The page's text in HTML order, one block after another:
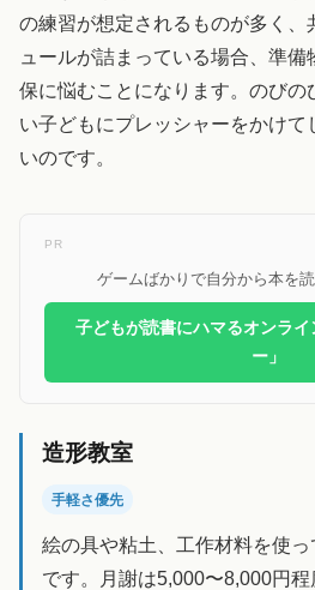
の練習が想定されるものが多く、
ュールが詰まっている場合、準
保に悩むことになります。のびの
い子どもにプレッシャーをかけて
いのです。
PR
ゲームばかりで自分から本を
子どもが読書にハマるオンライ
ー」
造形教室
手軽さ優先
絵の具や粘土、工作材料を使
です。月謝は5,000〜8,000円程